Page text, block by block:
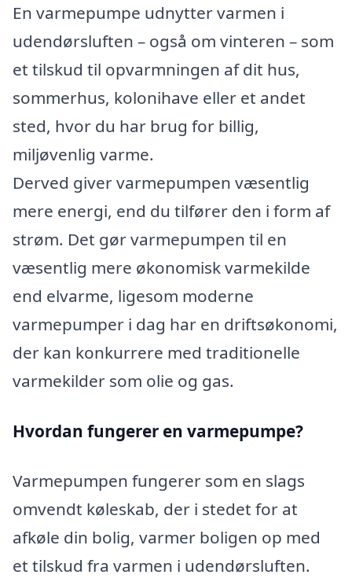
En varmepumpe udnytter varmen i
udendørsluften – også om vinteren – som
et tilskud til opvarmningen af dit hus,
sommerhus, kolonihave eller et andet
sted, hvor du har brug for billig,
miljøvenlig varme.
Derved giver varmepumpen væsentlig
mere energi, end du tilfører den i form af
strøm. Det gør varmepumpen til en
væsentlig mere økonomisk varmekilde
end elvarme, ligesom moderne
varmepumper i dag har en driftsøkonomi,
der kan konkurrere med traditionelle
varmekilder som olie og gas.
Hvordan fungerer en varmepumpe?
Varmepumpen fungerer som en slags
omvendt køleskab, der i stedet for at
afkøle din bolig, varmer boligen op med
et tilskud fra varmen i udendørsluften.